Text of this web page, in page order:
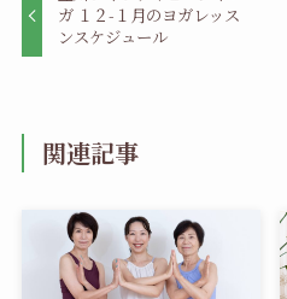
ガ １２-１月のヨガレッス
ンスケジュール
関連記事